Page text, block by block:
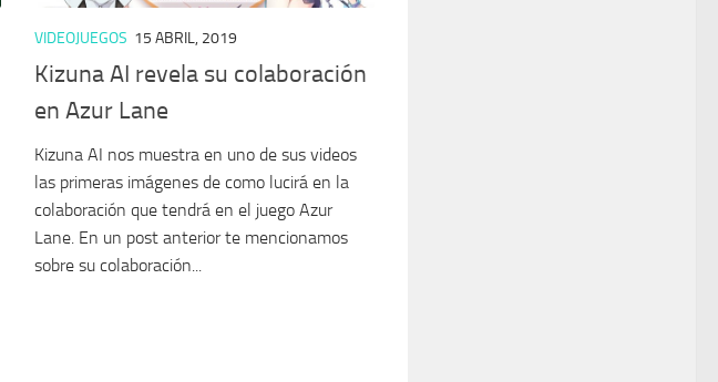
VIDEOJUEGOS 15 ABRIL, 2019
Kizuna AI revela su colaboración
en Azur Lane
Kizuna AI nos muestra en uno de sus videos
las primeras imágenes de como lucirá en la
colaboración que tendrá en el juego Azur
Lane. En un post anterior te mencionamos
sobre su colaboración...